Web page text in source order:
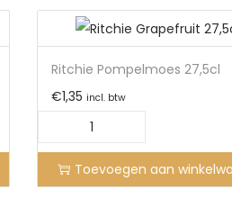
Ritchie Pompelmoes 27,5cl
€1,35 incl. btw
Toevoegen aan